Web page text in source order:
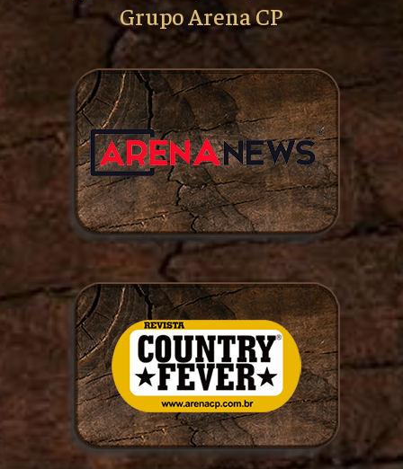
Grupo Arena CP